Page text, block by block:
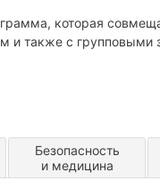
которая
и также с групповыми
Безопасность
и медицина